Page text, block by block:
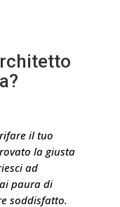
il tuo
la giusta
ad
paura di
soddisfatto.